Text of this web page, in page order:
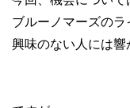
ブルーノマーズの
興味のない人には